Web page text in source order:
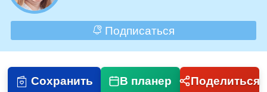
Подписаться
Сохранить В планер Поделиться